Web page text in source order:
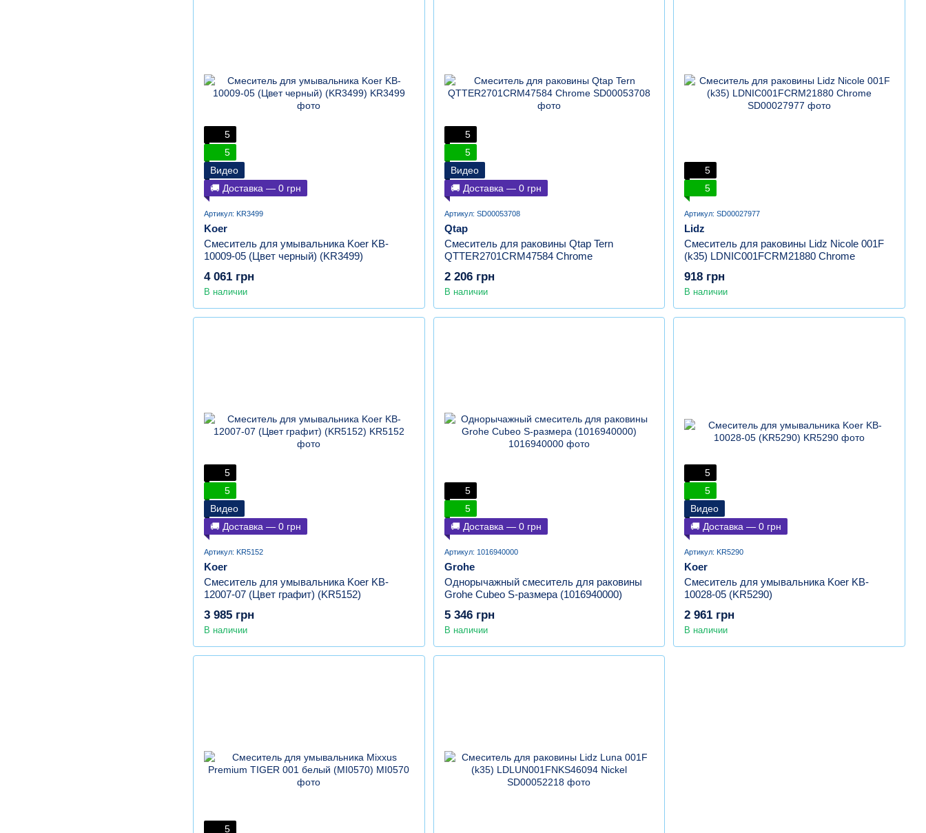
5
5
Видео
🚚 Доставка — 0 грн
Артикул: KR3499
Koer
Смеситель для умывальника Koer KB-
10009-05 (Цвет черный) (KR3499)
4 061 грн
В наличии
5
5
Видео
🚚 Доставка — 0 грн
Артикул: SD00053708
Qtap
Смеситель для раковины Qtap Tern
QTTER2701CRM47584 Chrome
2 206 грн
В наличии
5
5
Артикул: SD00027977
Lidz
Смеситель для раковины Lidz Nicole 001F
(k35) LDNIC001FCRM21880 Chrome
918 грн
В наличии
5
5
Видео
🚚 Доставка — 0 грн
Артикул: KR5152
Koer
Смеситель для умывальника Koer KB-
12007-07 (Цвет графит) (KR5152)
3 985 грн
В наличии
5
5
🚚 Доставка — 0 грн
Артикул: 1016940000
Grohe
Однорычажный смеситель для раковины
Grohe Cubeo S-размера (1016940000)
5 346 грн
В наличии
5
5
Видео
🚚 Доставка — 0 грн
Артикул: KR5290
Koer
Смеситель для умывальника Koer KB-
10028-05 (KR5290)
2 961 грн
В наличии
5